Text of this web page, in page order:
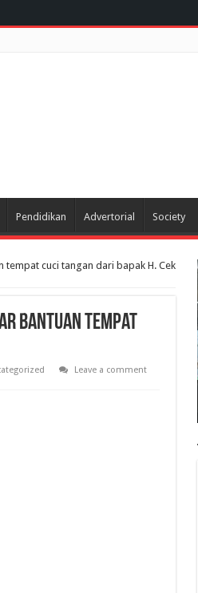
Pendidikan Advertorial Society
tempat cuci tangan dari bapak H. Cek
bantuan tempat
Leave a comment